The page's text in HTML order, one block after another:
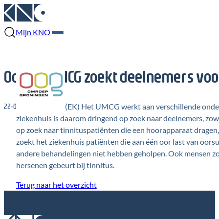
Mijn KNO
OogTV: UMCG zoekt deelnemers
22-02-2022
(EK) Het UMCG werkt aan verschillende
ziekenhuis is daarom dringend op zoek naar deelnemers,
op zoek naar tinnituspatiënten die een hoorapparaat
zoekt het ziekenhuis patiënten die aan één oor last van
andere behandelingen niet hebben geholpen. Ook mensen
hersenen gebeurt bij tinnitus.
Terug naar het overzicht